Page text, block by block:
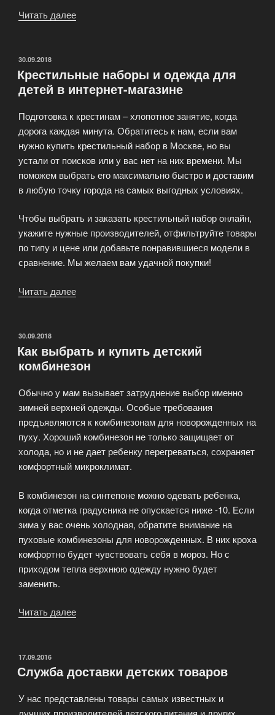
Читать далее
хлопка
или
процентной
шерсти
мериноса»
ОПУБЛИКОВАНО
30.09.2018
Крестильные наборы и одежда для
детей в интернет-магазине
Подготовка к крестинам – хлопотное занятие, когда
дорога каждая минута. Обратитесь к нам, если вам
нужно купить крестильный набор в Москве, но вы
устали от поисков или у вас нет на них времени. Мы
поможем выбрать его максимально быстро и доставим
в любую точку города на самых выгодных условиях.
Чтобы выбрать и заказать крестильный набор онлайн,
укажите нужные производителей, отфильтруйте товары
по типу и цене или добавьте понравившиеся модели в
сравнение. Мы желаем вам удачной покупки!
Читать далее
для
детей
интернет-
магазине»
ОПУБЛИКОВАНО
30.09.2018
Как выбрать и купить детский
комбинезон
Обычно у мам вызывает затруднение выбор именно
зимней верхней одежды. Особые требования
предъявляются к комбинезонам для новорожденных на
пуху. Хороший комбинезон не только защищает от
холода, но и не дает ребенку перегреваться, сохраняет
комфортный микроклимат.
В комбинезон на синтепоне можно одевать ребенка,
когда отметка градусника не опускается ниже -10. Если
зима у вас очень холодная, обратите внимание на
пуховые комбинезоны для новорожденных. В них кроха
комфортно будет чувствовать себя в мороз. Но с
приходом тепла верхнюю одежду нужно будет
заменить.
Читать далее
детский
ОПУБЛИКОВАНО
17.09.2016
Служба доставки детских товаров
У нас представлены товары самых известных и